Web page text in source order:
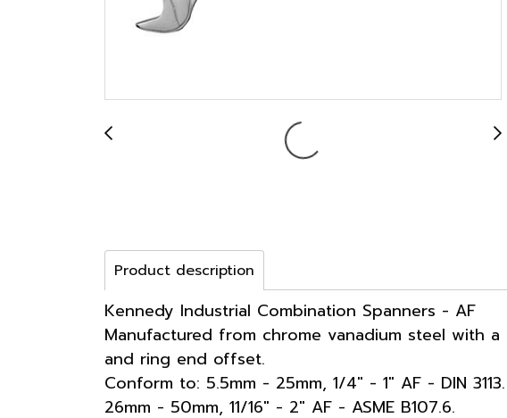
Product description
Kennedy Industrial Combination Spanners - AF
Manufactured from chrome vanadium steel with
and ring end offset.
Conform to: 5.5mm - 25mm, 1/4" - 1" AF - DIN 3113.
26mm - 50mm, 11/16" - 2" AF - ASME B107.6.